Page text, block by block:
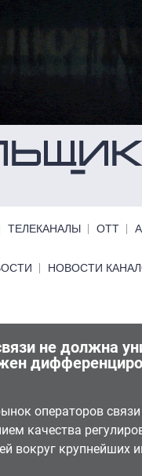
ТЕЛЕКАНАЛЫ ОТТ
НОВОСТИ
не должна
операторов
качества
вокруг крупнейших